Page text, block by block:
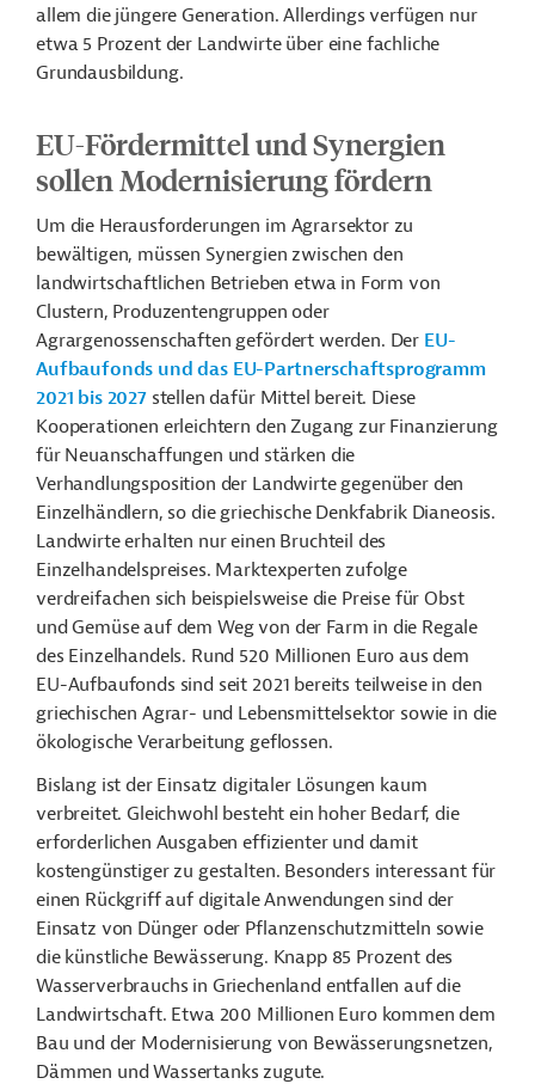
allem die jüngere Generation. Allerdings verfügen nur
etwa 5 Prozent der Landwirte über eine fachliche
Grundausbildung.
EU-Fördermittel und Synergien
sollen Modernisierung fördern
Um die Herausforderungen im Agrarsektor zu
bewältigen, müssen Synergien zwischen den
landwirtschaftlichen Betrieben etwa in Form von
Clustern, Produzentengruppen oder
Agrargenossenschaften gefördert werden. Der EU-
Aufbaufonds und das EU-Partnerschaftsprogramm
2021 bis 2027stellen dafür Mittel bereit. Diese
Kooperationen erleichtern den Zugang zur Finanzierung
für Neuanschaffungen und stärken die
Verhandlungsposition der Landwirte gegenüber den
Einzelhändlern, so die griechische Denkfabrik Dianeosis.
Landwirte erhalten nur einen Bruchteil des
Einzelhandelspreises. Marktexperten zufolge
verdreifachen sich beispielsweise die Preise für Obst
und Gemüse auf dem Weg von der Farm in die Regale
des Einzelhandels. Rund 520 Millionen Euro aus dem
EU-Aufbaufonds sind seit 2021 bereits teilweise in den
griechischen Agrar- und Lebensmittelsektor sowie in die
ökologische Verarbeitung geflossen.
Bislang ist der Einsatz digitaler Lösungen kaum
verbreitet. Gleichwohl besteht ein hoher Bedarf, die
erforderlichen Ausgaben effizienter und damit
kostengünstiger zu gestalten. Besonders interessant für
einen Rückgriff auf digitale Anwendungen sind der
Einsatz von Dünger oder Pflanzenschutzmitteln sowie
die künstliche Bewässerung. Knapp 85 Prozent des
Wasserverbrauchs in Griechenland entfallen auf die
Landwirtschaft. Etwa 200 Millionen Euro kommen dem
Bau und der Modernisierung von Bewässerungsnetzen,
Dämmen und Wassertanks zugute.